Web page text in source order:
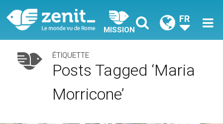
MISSION
FR
ÉTIQUETTE
Posts Tagged ‘Maria
Morricone’